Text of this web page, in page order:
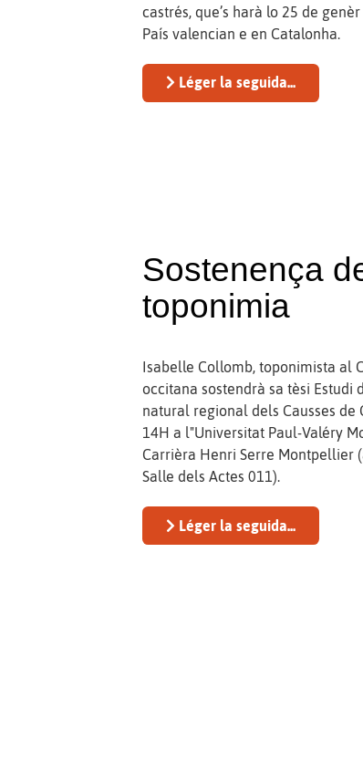
castrés, que’s harà lo 25 de
País valencian e en Catalonha.
Léger la seguida...
Sostenença
toponimia
Isabelle Collomb, toponimista al
occitana sostendrà sa tèsi Estudi
natural regional dels Causses de
14H a l"Universitat Paul-Valéry
Carrièra Henri Serre Montpellier
Salle dels Actes 011).
Léger la seguida...